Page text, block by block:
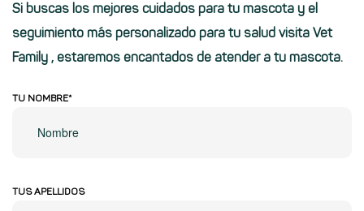
Si buscas los mejores cuidados para tu mascota y el
seguimiento más personalizado para tu salud visita Vet
Family , estaremos encantados de atender a tu mascota.
TU NOMBRE*
TUS APELLIDOS